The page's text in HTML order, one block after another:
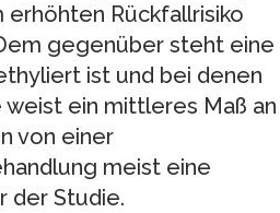
Rückfallrisiko
gegenüber steht eine
ist und bei denen
ein mittleres Maß an
von einer
meist eine
der Studie.